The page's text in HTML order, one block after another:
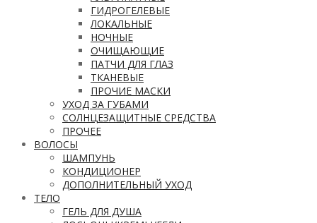
ГИДРОГЕЛЕВЫЕ
ЛОКАЛЬНЫЕ
НОЧНЫЕ
ОЧИЩАЮЩИЕ
ПАТЧИ ДЛЯ ГЛАЗ
ТКАНЕВЫЕ
ПРОЧИЕ МАСКИ
УХОД ЗА ГУБАМИ
СОЛНЦЕЗАЩИТНЫЕ СРЕДСТВА
ПРОЧЕЕ
ВОЛОСЫ
ШАМПУНЬ
КОНДИЦИОНЕР
ДОПОЛНИТЕЛЬНЫЙ УХОД
ТЕЛО
ГЕЛЬ ДЛЯ ДУША